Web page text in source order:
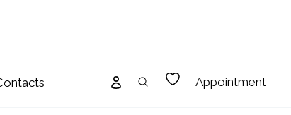
Appointment